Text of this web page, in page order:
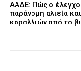
ΑΑΔΕ: Πώς ο
παράνομη αλιεία
κοραλλιών από το